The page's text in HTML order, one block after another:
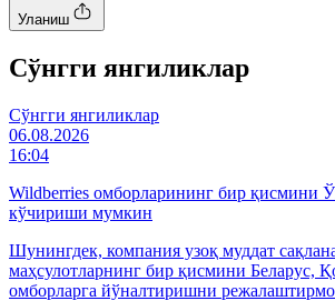
Уланиш
Cўнгги янгиликлар
Cўнгги янгиликлар
06.08.2026
16:04
Wildberries омборларининг бир қисмини
кўчириши мумкин
Шунингдек, компания узоқ муддат
маҳсулотларнинг бир қисмини Беларус,
омборларга йўналтиришни